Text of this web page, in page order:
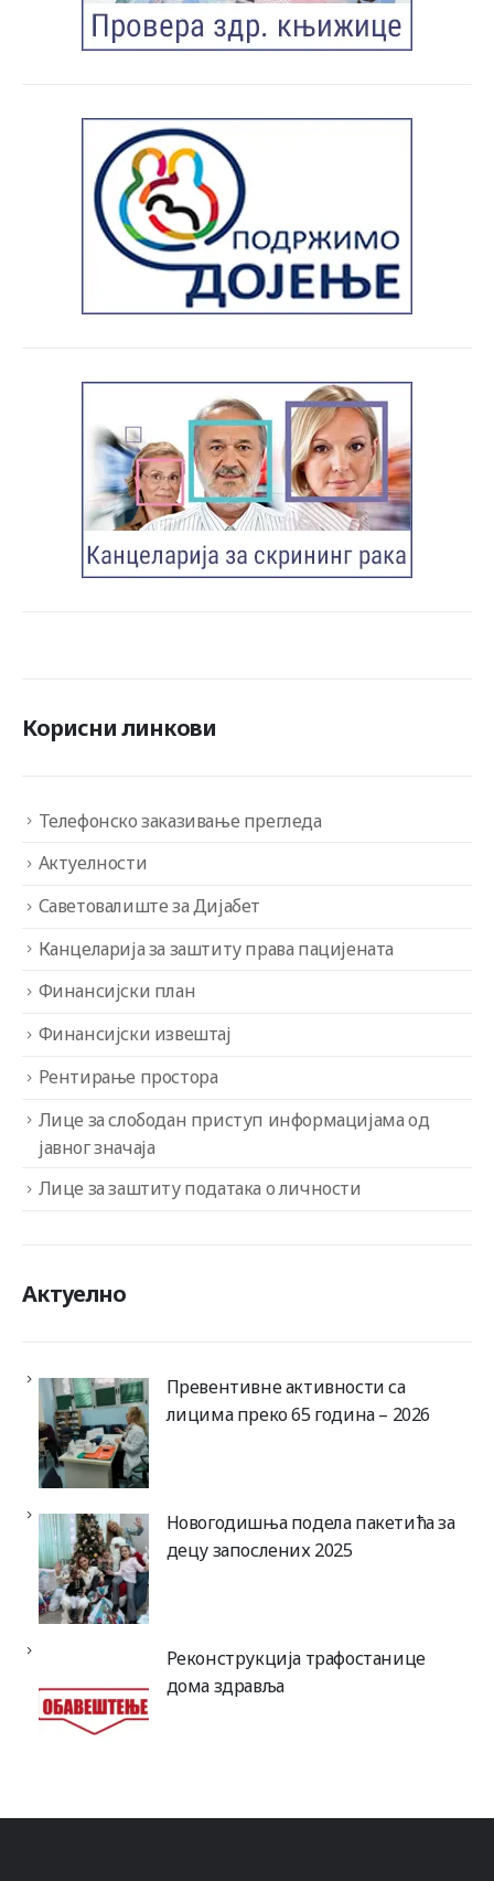
Корисни линкови
Телефонско заказивање прегледа
Актуелности
Саветовалиште за Дијабет
Канцеларија за заштиту права пацијената
Финансијски план
Финансијски извештај
Рентирање простора
Лице за слободан приступ информацијама од
јавног значаја
Лице за заштиту података о личности
Актуелно
Превентивне активности са
лицима преко 65 година – 2026
Новогодишња подела пакетића за
децу запослених 2025
Реконструкција трафостанице
дома здравља